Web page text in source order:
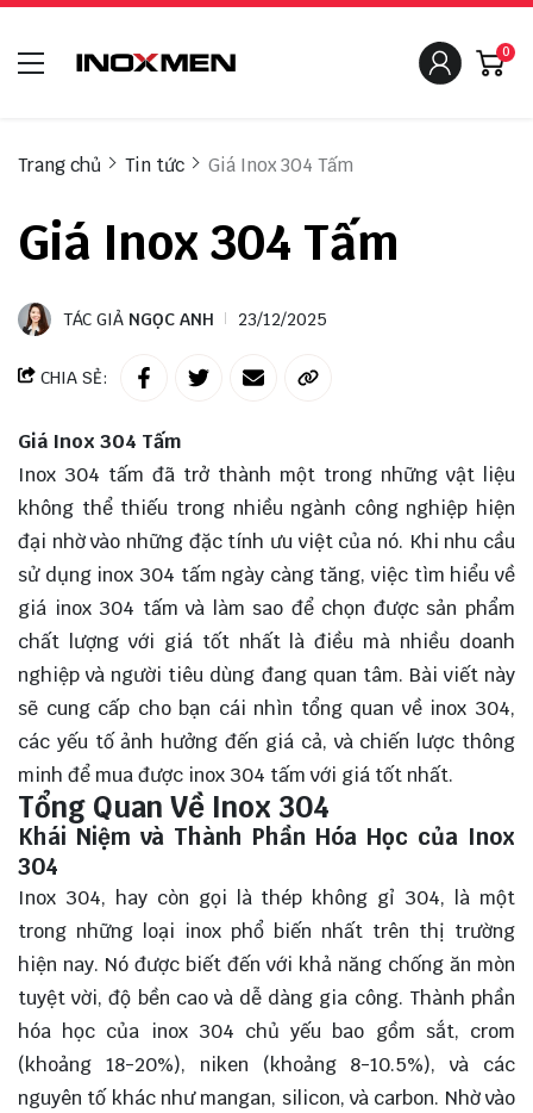
0
Trang chủ Tin tức Giá Inox 304 Tấm
Giá Inox 304 Tấm
TÁC GIẢ NGỌC ANH 23/12/2025
CHIA SẺ:
Giá Inox 304 Tấm
Inox 304 tấm đã trở thành một trong những vật liệu
không thể thiếu trong nhiều ngành công nghiệp hiện
đại nhờ vào những đặc tính ưu việt của nó. Khi nhu cầu
sử dụng inox 304 tấm ngày càng tăng, việc tìm hiểu về
giá inox 304 tấm và làm sao để chọn được sản phẩm
chất lượng với giá tốt nhất là điều mà nhiều doanh
nghiệp và người tiêu dùng đang quan tâm. Bài viết này
sẽ cung cấp cho bạn cái nhìn tổng quan về inox 304,
các yếu tố ảnh hưởng đến giá cả, và chiến lược thông
minh để mua được inox 304 tấm với giá tốt nhất.
Tổng Quan Về Inox 304
Khái Niệm và Thành Phần Hóa Học của Inox
304
Inox 304, hay còn gọi là thép không gỉ 304, là một
trong những loại inox phổ biến nhất trên thị trường
hiện nay. Nó được biết đến với khả năng chống ăn mòn
tuyệt vời, độ bền cao và dễ dàng gia công. Thành phần
hóa học của inox 304 chủ yếu bao gồm sắt, crom
(khoảng 18-20%), niken (khoảng 8-10.5%), và các
nguyên tố khác như mangan, silicon, và carbon. Nhờ vào